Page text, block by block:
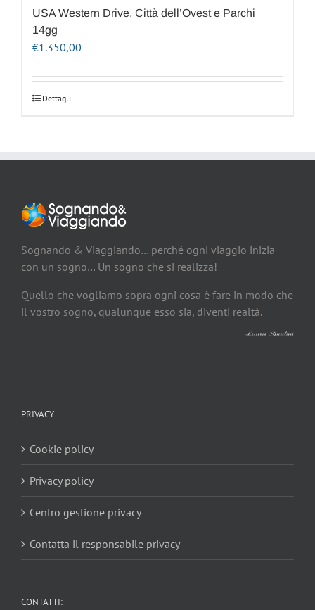
USA Western Drive, Città dell’Ovest e Parchi
14gg
€1.350,00
Dettagli
Sognando & Viaggiando… perché ogni viaggio inizia
con un sogno… Un sogno che si realizza!
Quello che vogliamo sopra ogni cosa è fare in modo che
il vostro sogno, qualunque esso sia, diventi realtà.
PRIVACY
Cookie policy
Privacy policy
Centro gestione privacy
Contatta il responsabile privacy
CONTATTI: